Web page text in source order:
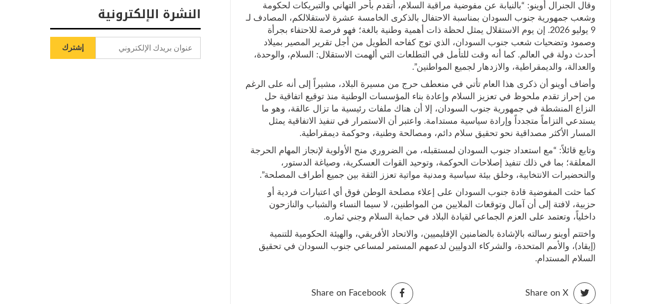
وقال الجنرال أوينو: “بالنيابة عن مفوضية مراقبة السلام، أتقدم بأحر التهاني والتبريكات لحكومة
وشعب جمهورية جنوب السودان بمناسبة الاحتفال بالذكرى الخامسة عشرة لاستقلالكم، المصادف لـ
9 يوليو 2026. إن يوم الاستقلال يمثل لحظة ذات أهمية وطنية بالغة؛ فهو فرصة للاحتفاء بجرأة
وصمود وتضحيات شعب جنوب السودان، الذي توج كفاحه الطويل من أجل تقرير المصير بميلاد
أحدث دولة في العالم. كما أنه وقت للتأمل في التطلعات التي ألهمت الاستقلال: السلام، والوحدة،
والعدالة، والديمقراطية، والازدهار لجميع المواطنين”.
وأضاف أوينو أن ذكرى هذا العام تأتي في منعطف حرج من مسيرة البلاد، مشيراً إلى أنه على الرغم
من إحراز تقدم ملحوظ في تعزيز السلام وإعادة بناء المؤسسات الوطنية منذ توقيع اتفاقية حل
النزاع المنشطة في جمهورية جنوب السودان، إلا أن هناك ملفات رئيسية ما تزال عالقة، وهو ما
يستدعي التزاماً متجدداً وإرادة سياسية مستدامة. واعتبر أن الاستمرار في تنفيذ الاتفاقية يمثل
المسار الأكثر مصداقية نحو تحقيق سلام دائم، ومصالحة وطنية، وحوكمة ديمقراطية.
وتابع قائلاً: “مع استعداد جنوب السودان لمستقبله، من الضروري منح الأولوية لإنجاز المهام الحرجة
المعلقة؛ بما في ذلك تنفيذ إصلاحات الحوكمة، وتوحيد القوات العسكرية، وصياغة الدستور،
والتحضيرات الانتخابية، وخلق بيئة سياسية ومدنية مواتية تعزز الثقة بين جميع أطراف المصلحة”.
كما حثت المفوضية قادة جنوب السودان على إعلاء مصلحة الوطن فوق أي اعتبارات فردية أو
حزبية، لافتة إلى أن آمال وتوقعات الملايين من المواطنين، لا سيما النساء والشباب والنازحون
داخلياً، وتعتمد على العزم الجماعي لقيادة البلاد في حماية السلام وجني ثماره.
واختتم أوينو رسالته بالإشادة بالضامنين الإقليميين، والاتحاد الأفريقي، والهيئة الحكومية للتنمية
(إيقاد)، والأمم المتحدة، والشركاء الدوليين لدعمهم المستمر لمساعي جنوب السودان في تحقيق
السلام المستدام.
Share on Facebook Share on X
النشرة الإلكترونية